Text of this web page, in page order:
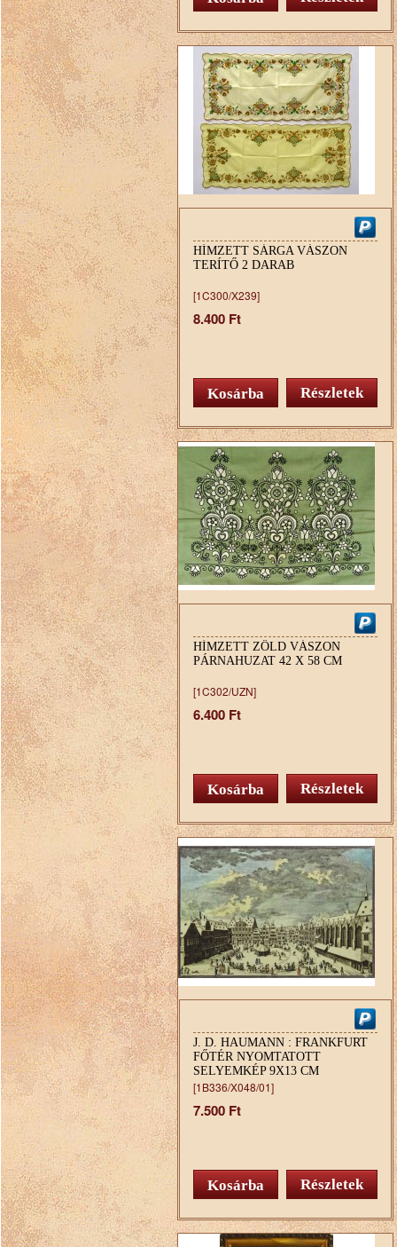
HÍMZETT SÁRGA VÁSZON
TERÍTŐ 2 DARAB
[1C300/X239]
8.400 Ft
Részletek
HÍMZETT ZÖLD VÁSZON
PÁRNAHUZAT 42 X 58 CM
[1C302/UZN]
6.400 Ft
Részletek
J. D. HAUMANN : FRANKFURT
FŐTÉR NYOMTATOTT
SELYEMKÉP 9X13 CM
[1B336/X048/01]
7.500 Ft
Részletek